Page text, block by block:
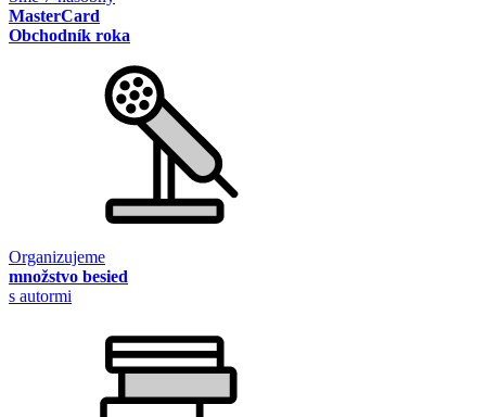
MasterCard
Obchodník roka
Organizujeme
množstvo besied
s autormi